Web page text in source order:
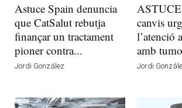
Astuce Spain denuncia
que CatSalut rebutja
finançar un tractament
pioner contra...
Jordi González
canvis
l’atenció
amb
Jordi